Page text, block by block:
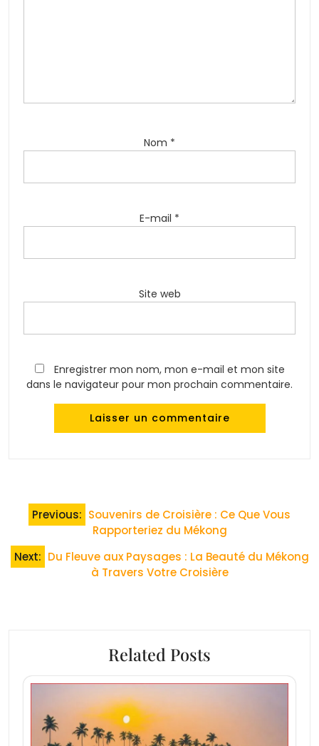
Nom *
E-mail *
Site web
Enregistrer mon nom, mon e-mail et mon site
dans le navigateur pour mon prochain commentaire.
Navigation
l’article
Previous: Souvenirs de Croisière : Ce Que Vous
Rapporteriez du Mékong
Next: Du Fleuve aux Paysages : La Beauté du Mékong
à Travers Votre Croisière
Related Posts